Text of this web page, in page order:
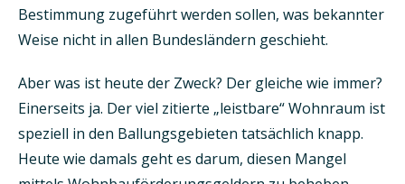
Bestimmung zugeführt werden sollen, was bekannter
Weise nicht in allen Bundesländern geschieht.
Aber was ist heute der Zweck? Der gleiche wie immer?
Einerseits ja. Der viel zitierte „leistbare“ Wohnraum ist
speziell in den Ballungsgebieten tatsächlich knapp.
Heute wie damals geht es darum, diesen Mangel